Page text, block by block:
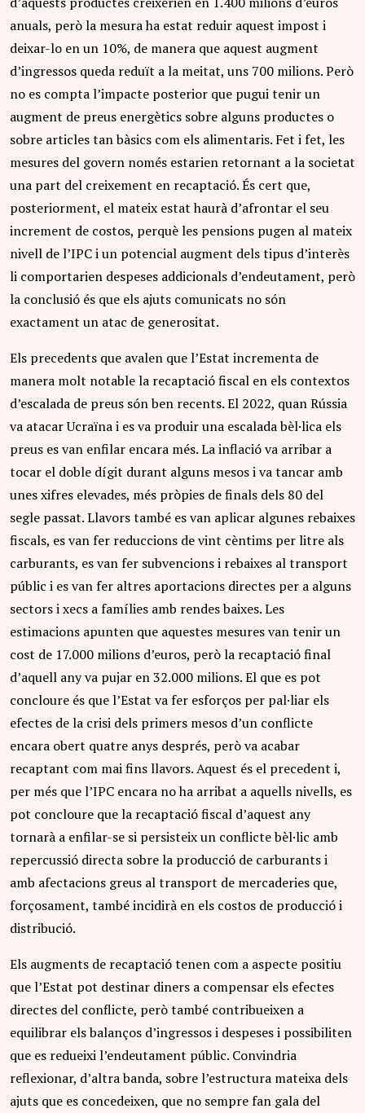
anuals, però la mesura ha estat reduir aquest impost i
deixar-lo en un 10%, de manera que aquest augment
d’ingressos queda reduït a la meitat, uns 700 milions. Però
no es compta l’impacte posterior que pugui tenir un
augment de preus energètics sobre alguns productes o
sobre articles tan bàsics com els alimentaris. Fet i fet, les
mesures del govern només estarien retornant a la societat
una part del creixement en recaptació. És cert que,
posteriorment, el mateix estat haurà d’afrontar el seu
increment de costos, perquè les pensions pugen al mateix
nivell de l’IPC i un potencial augment dels tipus d’interès
li comportarien despeses addicionals d’endeutament, però
la conclusió és que els ajuts comunicats no són
exactament un atac de generositat.
Els precedents que avalen que l’Estat incrementa de
manera molt notable la recaptació fiscal en els contextos
d’escalada de preus són ben recents. El 2022, quan Rússia
va atacar Ucraïna i es va produir una escalada bèl·lica els
preus es van enfilar encara més. La inflació va arribar a
tocar el doble dígit durant alguns mesos i va tancar amb
unes xifres elevades, més pròpies de finals dels 80 del
segle passat. Llavors també es van aplicar algunes rebaixes
fiscals, es van fer reduccions de vint cèntims per litre als
carburants, es van fer subvencions i rebaixes al transport
públic i es van fer altres aportacions directes per a alguns
sectors i xecs a famílies amb rendes baixes. Les
estimacions apunten que aquestes mesures van tenir un
cost de 17.000 milions d’euros, però la recaptació final
d’aquell any va pujar en 32.000 milions. El que es pot
concloure és que l’Estat va fer esforços per pal·liar els
efectes de la crisi dels primers mesos d’un conflicte
encara obert quatre anys després, però va acabar
recaptant com mai fins llavors. Aquest és el precedent i,
per més que l’IPC encara no ha arribat a aquells nivells, es
pot concloure que la recaptació fiscal d’aquest any
tornarà a enfilar-se si persisteix un conflicte bèl·lic amb
repercussió directa sobre la producció de carburants i
amb afectacions greus al transport de mercaderies que,
forçosament, també incidirà en els costos de producció i
distribució.
Els augments de recaptació tenen com a aspecte positiu
que l’Estat pot destinar diners a compensar els efectes
directes del conflicte, però també contribueixen a
equilibrar els balanços d’ingressos i despeses i possibiliten
que es redueixi l’endeutament públic. Convindria
reflexionar, d’altra banda, sobre l’estructura mateixa dels
ajuts que es concedeixen, que no sempre fan gala del